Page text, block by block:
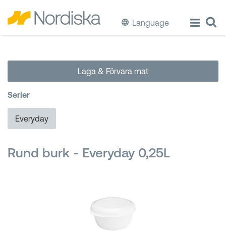
Language
Laga & Förvara mat
Diska & Städa
Förvaring
Hinkar & Tunnor
Laga & Förvara mat
Serier
Everyday
Rund burk - Everyday 0,25L